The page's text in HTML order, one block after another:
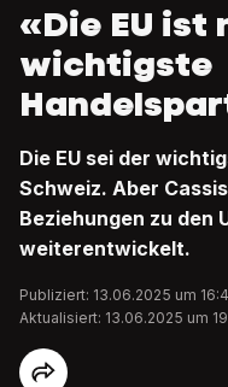
«Die EU
wichtigste
Die EU sei der
Schweiz. Aber
Beziehungen zu den
weiterentwickelt.
Publiziert: 13.06.2025 um
Aktualisiert: 13.06.2025 um